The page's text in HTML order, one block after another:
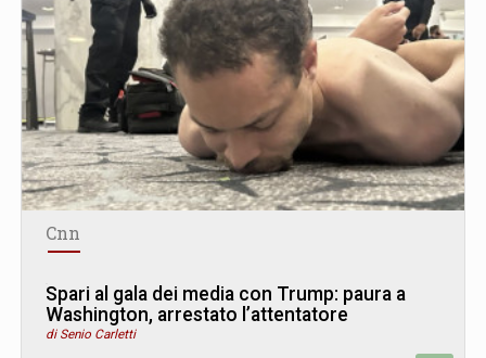
Cnn
Spari al gala dei media con Trump: paura a
Washington, arrestato l’attentatore
di Senio Carletti